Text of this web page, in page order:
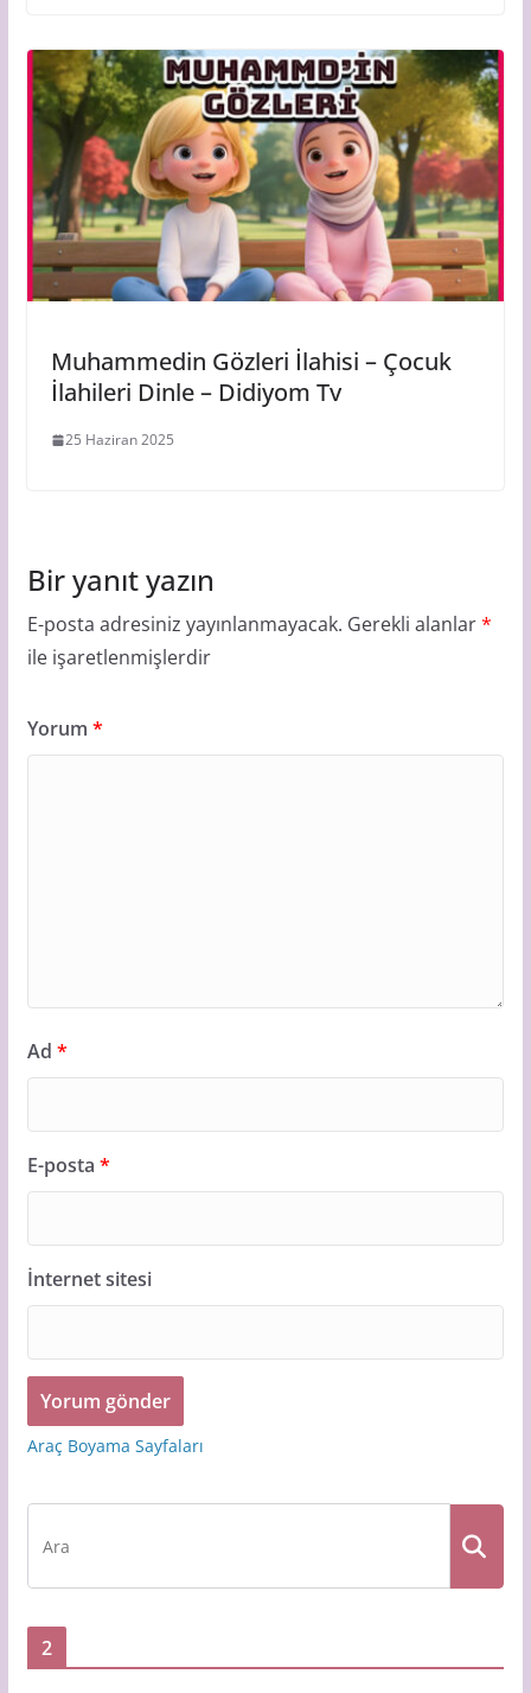
Muhammedin Gözleri İlahisi – Çocuk
İlahileri Dinle – Didiyom Tv
25 Haziran 2025
Bir yanıt yazın
E-posta adresiniz yayınlanmayacak. Gerekli alanlar*
ile işaretlenmişlerdir
Yorum *
Ad *
E-posta *
İnternet sitesi
Araç Boyama Sayfaları
2